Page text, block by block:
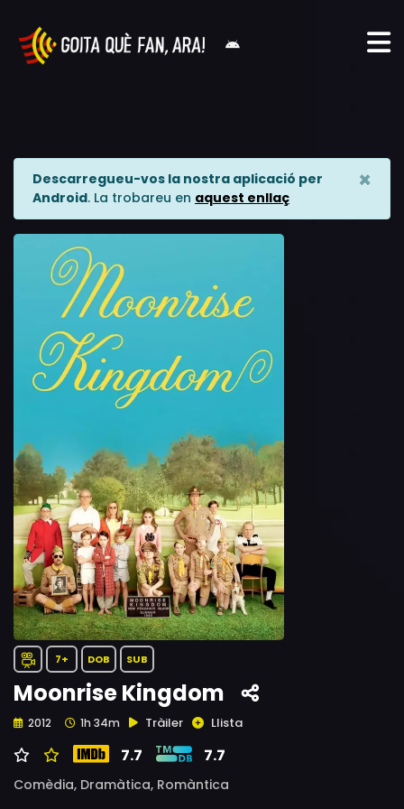
Descarregueu-vos la nostra aplicació per
Android. La trobareu en aquest enllaç
×
7+ DOB SUB
Moonrise Kingdom
2012 1h 34m Tràiler Llista
7.7 7.7
Comèdia, Dramàtica, Romàntica